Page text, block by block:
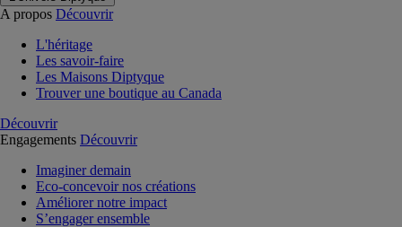
A propos Découvrir
L'héritage
Les savoir-faire
Les Maisons Diptyque
Trouver une boutique au Canada
Découvrir
Engagements Découvrir
Imaginer demain
Eco-concevoir nos créations
Améliorer notre impact
S’engager ensemble